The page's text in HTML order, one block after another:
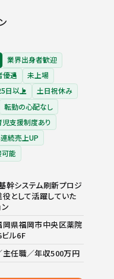
業界出身者歓迎
優遇
未上場
日以上
土日祝休み
転勤の心配なし
児支援制度あり
続売上UP
能
幹システム刷新プロジ
役として活躍していた
岡県福岡市中央区薬院
ル6F
主任職／年収500万円